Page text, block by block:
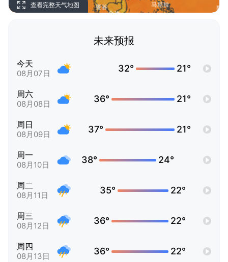
查看完整天气地图
未来预报
今天
08月07日 32° 21°
周六
08月08日 36° 21°
周日
08月09日 37° 21°
周一
08月10日 38° 24°
周二
08月11日 35° 22°
周三
08月12日 36° 22°
周四
08月13日 36° 22°